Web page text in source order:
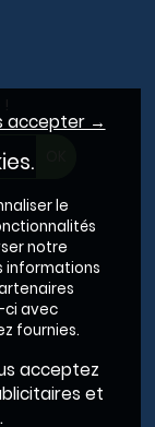
accepter →
le
notre
informations
ci avec
fournies.
acceptez
et